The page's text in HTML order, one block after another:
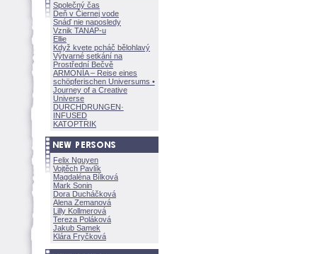
Společný čas
Deň v Čiernej vode
Snáď nie naposledy
Vznik TANAP-u
Ellie
Když kvete pcháč bělohlavý
Výtvarné setkání na
Prostřední Bečvě
ARMONÍA – Reise eines
schöpferischen Universums •
Journey of a Creative
Universe
DURCHDRUNGEN·
INFUSED
KATOPTRIK
Felix Nguyen
Vojtěch Pavlík
Magdaléna Bílkov
Mark Sonin
Dora Ducháčkov
Alena Zemanov
Lilly Kollmerov
Tereza Polákov
Jakub Samek
Klára Fryčkov